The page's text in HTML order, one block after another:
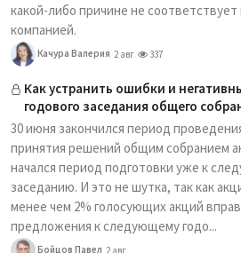
какой-либо причине не
компанией.
Качура Валерия 2 авг 337
Как устранить ошибки и
годового заседания общего
30 июня закончился период
принятия решений общим собранием
начался период подготовки уже к
заседанию. И это не шутка, так как
менее чем 2% голосующих акций
предложения к следующему годо...
Бойцов Павел 2 авг